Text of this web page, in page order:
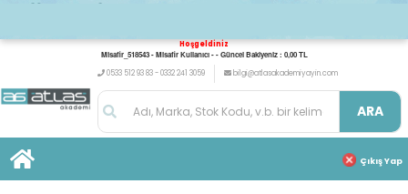
Hoşgeldiniz
Misafir_518543 - Misafir Kullanıcı - - Güncel Bakiyeniz : 0,00 TL
0533 512 93 83 - 0332 241 3059
bilgi@atlasakademiyayin.com
ARA
Çıkış Yap